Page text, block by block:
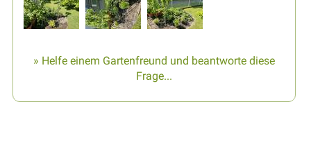
» Helfe einem Gartenfreund und beantworte diese
Frage...